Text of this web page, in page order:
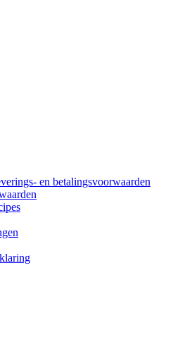
en betalingsvoorwaarden